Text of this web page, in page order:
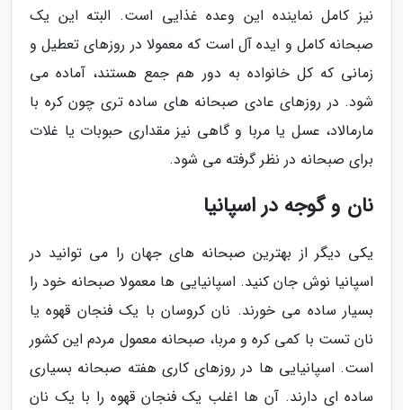
نیز کامل نماینده این وعده غذایی است. البته این یک
صبحانه کامل و ایده آل است که معمولا در روزهای تعطیل و
زمانی که کل خانواده به دور هم جمع هستند، آماده می
شود. در روزهای عادی صبحانه های ساده تری چون کره با
مارمالاد، عسل یا مربا و گاهی نیز مقداری حبوبات یا غلات
برای صبحانه در نظر گرفته می شود.
نان و گوجه در اسپانیا
یکی دیگر از بهترین صبحانه های جهان را می توانید در
اسپانیا نوش جان کنید. اسپانیایی ها معمولا صبحانه خود را
بسیار ساده می خورند. نان کروسان با یک فنجان قهوه یا
نان تست با کمی کره و مربا، صبحانه معمول مردم این کشور
است. اسپانیایی ها در روزهای کاری هفته صبحانه بسیاری
ساده ای دارند. آن ها اغلب یک فنجان قهوه را با یک نان